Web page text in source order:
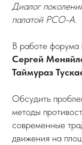
Диалог
палатой РСО-А.
В работе
Сергей
Таймураз
Обсудить
методы
современные
движения на